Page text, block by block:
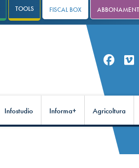
TOOLS FISCAL BOX
Infostudio Informa+ Agricoltura